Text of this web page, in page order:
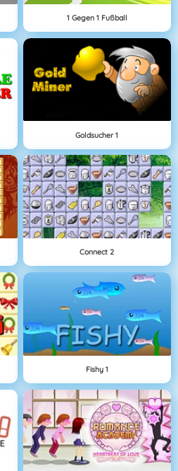
1 Gegen 1 Fußball
Goldsucher 1
Connect 2
Fishy 1